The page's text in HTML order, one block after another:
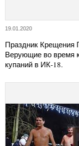
19.01.2020
Праздник Крещения
Верующие во время
купаний в ИК-18.